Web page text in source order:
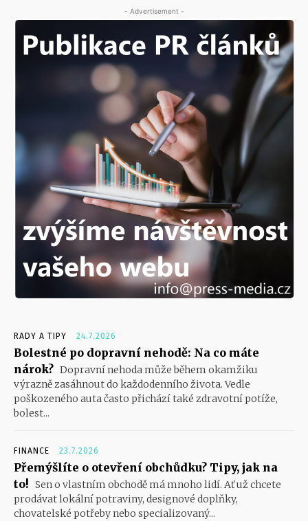
- Advertisement -
RADY A TIPY 24.7.2026
Bolestné po dopravní nehodě: Na co máte
nárok? Dopravní nehoda může během okamžiku
výrazně zasáhnout do každodenního života. Vedle
poškozeného auta často přichází také zdravotní potíže,
bolest...
FINANCE 23.7.2026
Přemýšlíte o otevření obchůdku? Tipy, jak na
to! Sen o vlastním obchodě má mnoho lidí. Ať už chcete
prodávat lokální potraviny, designové doplňky,
chovatelské potřeby nebo specializovaný...